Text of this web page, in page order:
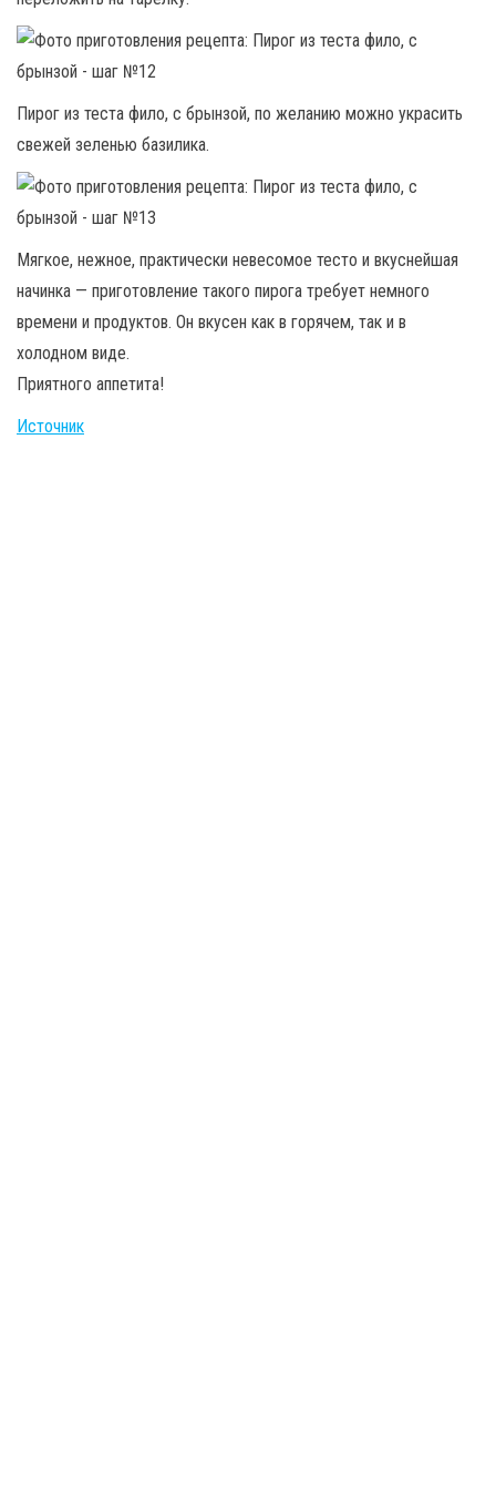
Пирог из теста фило, с брынзой, по желанию можно украсить
свежей зеленью базилика.
Мягкое, нежное, практически невесомое тесто и вкуснейшая
начинка — приготовление такого пирога требует немного
времени и продуктов. Он вкусен как в горячем, так и в
холодном виде.
Приятного аппетита!
Источник